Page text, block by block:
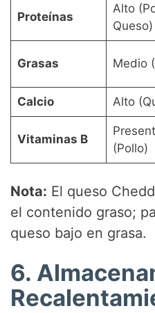
Proteínas
Alto
Queso)
Grasas Medio
Calcio Alto
Vitaminas B
(Pollo)
Nota: El queso
el contenido graso;
queso bajo en grasa.
6.